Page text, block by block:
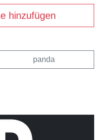
hinzufügen
panda